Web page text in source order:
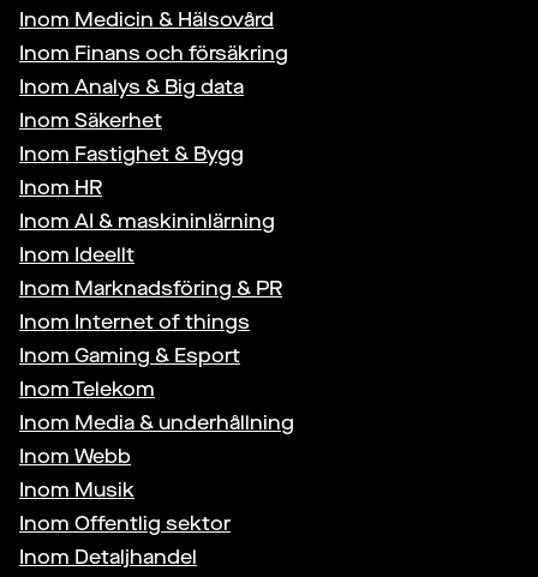
Inom Medicin & Hälsovård
Inom Finans och försäkring
Inom Analys & Big data
Inom Säkerhet
Inom Fastighet & Bygg
Inom HR
Inom AI & maskininlärning
Inom Ideellt
Inom Marknadsföring & PR
Inom Internet of things
Inom Gaming & Esport
InomTelekom
Inom Media & underhållning
Inom Webb
Inom Musik
Inom Offentlig sektor
Inom Detaljhandel